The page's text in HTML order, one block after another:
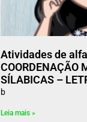
Atividades de
COORDENAÇÃO
SÍLABICAS –
b
Leia mais »